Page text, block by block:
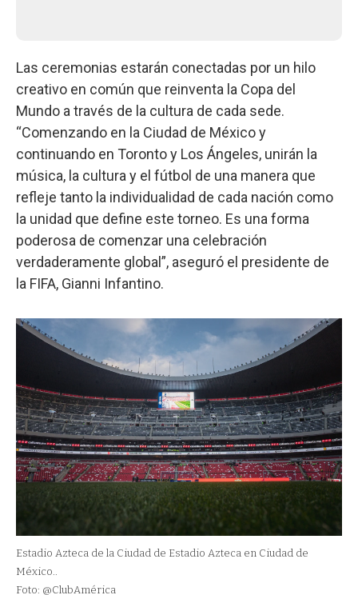
Las ceremonias estarán conectadas por un hilo
creativo en común que reinventa la Copa del
Mundo a través de la cultura de cada sede.
“Comenzando en la Ciudad de México y
continuando en Toronto y Los Ángeles, unirán la
música, la cultura y el fútbol de una manera que
refleje tanto la individualidad de cada nación como
la unidad que define este torneo. Es una forma
poderosa de comenzar una celebración
verdaderamente global”, aseguró el presidente de
la FIFA, Gianni Infantino.
Estadio Azteca de la Ciudad de Estadio Azteca en Ciudad de
México..
Foto: @ClubAmérica